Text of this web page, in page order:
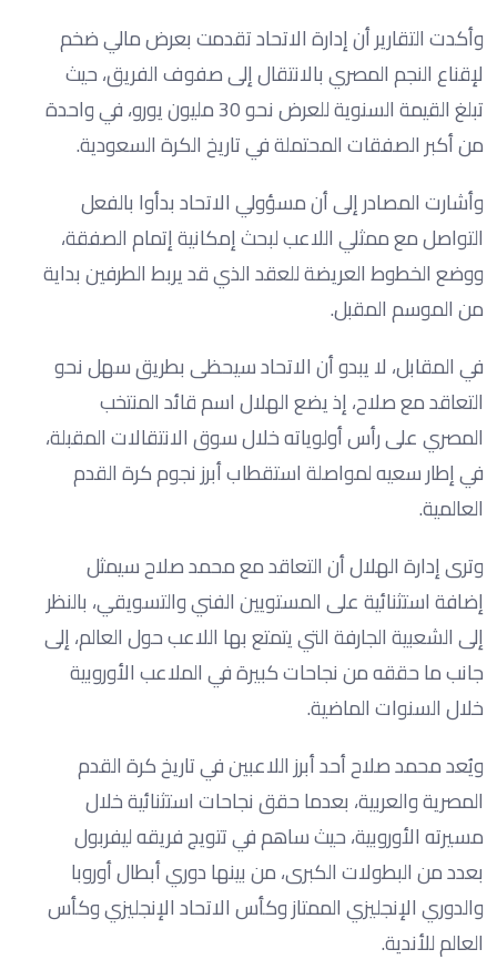
وأكدت التقارير أن إدارة الاتحاد تقدمت بعرض مالي ضخم
لإقناع النجم المصري بالانتقال إلى صفوف الفريق، حيث
تبلغ القيمة السنوية للعرض نحو 30 مليون يورو، في واحدة
من أكبر الصفقات المحتملة في تاريخ الكرة السعودية.
وأشارت المصادر إلى أن مسؤولي الاتحاد بدأوا بالفعل
التواصل مع ممثلي اللاعب لبحث إمكانية إتمام الصفقة،
ووضع الخطوط العريضة للعقد الذي قد يربط الطرفين بداية
من الموسم المقبل.
في المقابل، لا يبدو أن الاتحاد سيحظى بطريق سهل نحو
التعاقد مع صلاح، إذ يضع الهلال اسم قائد المنتخب
المصري على رأس أولوياته خلال سوق الانتقالات المقبلة،
في إطار سعيه لمواصلة استقطاب أبرز نجوم كرة القدم
العالمية.
وترى إدارة الهلال أن التعاقد مع محمد صلاح سيمثل
إضافة استثنائية على المستويين الفني والتسويقي، بالنظر
إلى الشعبية الجارفة التي يتمتع بها اللاعب حول العالم، إلى
جانب ما حققه من نجاحات كبيرة في الملاعب الأوروبية
خلال السنوات الماضية.
ويُعد محمد صلاح أحد أبرز اللاعبين في تاريخ كرة القدم
المصرية والعربية، بعدما حقق نجاحات استثنائية خلال
مسيرته الأوروبية، حيث ساهم في تتويج فريقه ليفربول
بعدد من البطولات الكبرى، من بينها دوري أبطال أوروبا
والدوري الإنجليزي الممتاز وكأس الاتحاد الإنجليزي وكأس
العالم للأندية.